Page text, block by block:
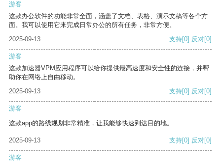
游客
这款办公软件的功能非常全面，涵盖了文档、表格、演示文稿等各个方
面。我可以使用它来完成日常办公的所有任务，非常方便。
2025-09-13
支持[0] 反对[0]
游客
这款加速器VPM应用程序可以给你提供最高速度和安全性的连接，并帮
助你在网络上自由移动。
2025-09-13
支持[0] 反对[0]
游客
这款app的路线规划非常精准，让我能够快速到达目的地。
2025-09-13 支持[0] 反对[0]
游客